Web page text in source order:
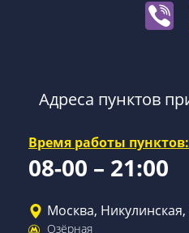
Адреса пунктов
Время работы пунктов:
08-00 – 21:00
Москва, Никулинская,
Озёрная